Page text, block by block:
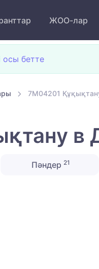
ЖОО-лар
осы бетте
7M04201
в
Пәндер 21